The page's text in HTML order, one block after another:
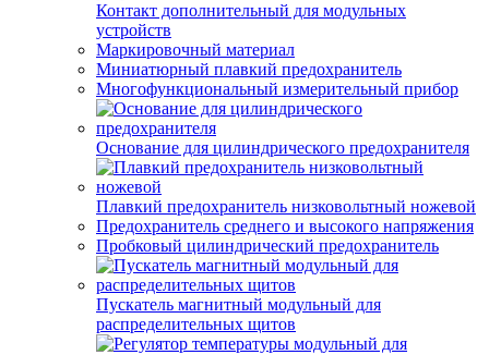
Контакт дополнительный для модульных
устройств
Маркировочный материал
Миниатюрный плавкий предохранитель
Многофункциональный измерительный прибор
Основание для цилиндрического предохранителя
Плавкий предохранитель низковольтный ножевой
Предохранитель среднего и высокого напряжения
Пробковый цилиндрический предохранитель
Пускатель магнитный модульный для
распределительных щитов